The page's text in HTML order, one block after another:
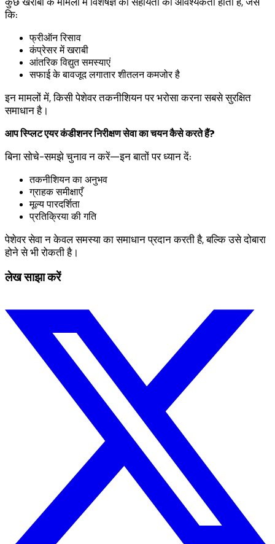
कुछ खराबी के मामलों में विशेषज्ञ की सहायता की आवश्यकता होती है, जैसे
कि:
फ्रीऑन रिसाव
कंप्रेसर में खराबी
आंतरिक विद्युत समस्याएं
सफाई के बावजूद लगातार शीतलन कमजोर है
इन मामलों में, किसी पेशेवर तकनीशियन पर भरोसा करना सबसे सुरक्षित
समाधान है।
आप स्प्लिट एयर कंडीशनर निरीक्षण सेवा का चयन कैसे करते हैं?
बिना सोचे-समझे चुनाव न करें—इन बातों पर ध्यान दें:
तकनीशियन का अनुभव
ग्राहक समीक्षाएँ
मूल्य पारदर्शिता
प्रतिक्रिया की गति
पेशेवर सेवा न केवल समस्या का समाधान प्रदान करती है, बल्कि उसे दोबारा
होने से भी रोकती है।
लेख साझा करें